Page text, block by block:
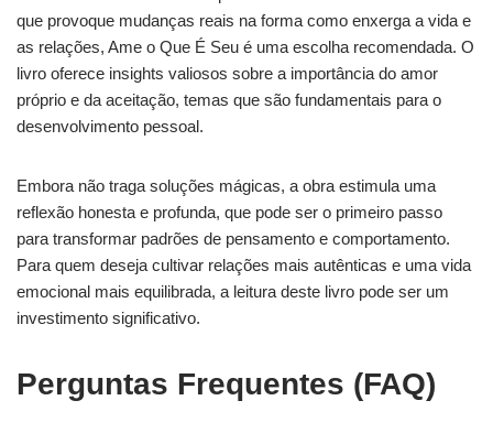
que provoque mudanças reais na forma como enxerga a vida e
as relações, Ame o Que É Seu é uma escolha recomendada. O
livro oferece insights valiosos sobre a importância do amor
próprio e da aceitação, temas que são fundamentais para o
desenvolvimento pessoal.
Embora não traga soluções mágicas, a obra estimula uma
reflexão honesta e profunda, que pode ser o primeiro passo
para transformar padrões de pensamento e comportamento.
Para quem deseja cultivar relações mais autênticas e uma vida
emocional mais equilibrada, a leitura deste livro pode ser um
investimento significativo.
Perguntas Frequentes (FAQ)